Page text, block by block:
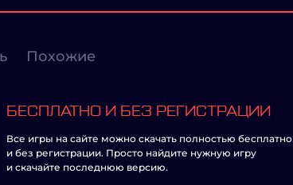
Похожие
БЕСПЛАТНО И БЕЗ РЕГИСТРАЦИИ
Все игры на сайте можно скачать полностью бесплатно
и без регистрации. Просто найдите нужную игру
и скачайте последнюю версию.